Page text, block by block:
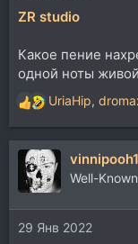
ZR studio
Какое пение
одной ноты
Р
е
а
ц
и
и
:
UriaHip,
Well-
29 Янв 2022